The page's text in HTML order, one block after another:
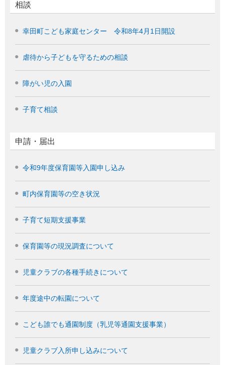
相談
幸田町こども家庭センター 令和8年4月1日開設
虐待から子どもを守るための相談
障がい児の入園
子育て相談
申請・届出
令和9年度保育園等入園申し込み
町内保育園等の空き状況
子育て短期支援事業
保育園等の現況調査について
児童クラブの各種手続きについて
年度途中の転園について
こども誰でも通園制度（乳児等通園支援事業）
児童クラブ入所申し込みについて